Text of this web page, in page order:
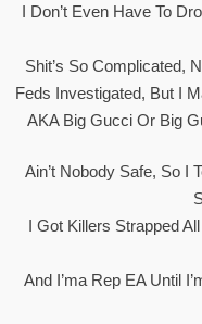
I Don’t Even Have To
Shit’s So Complicated,
Feds Investigated, But I
AKA Big Gucci Or Big
Ain’t Nobody Safe, So I
I Got Killers Strapped
And I’ma Rep EA Until